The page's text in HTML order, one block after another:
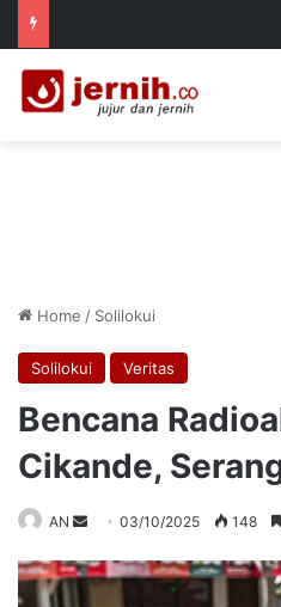
Home / Solilokui
Solilokui Veritas
Bencana
Cikande,
AN
Send
email
03/10/2025 148